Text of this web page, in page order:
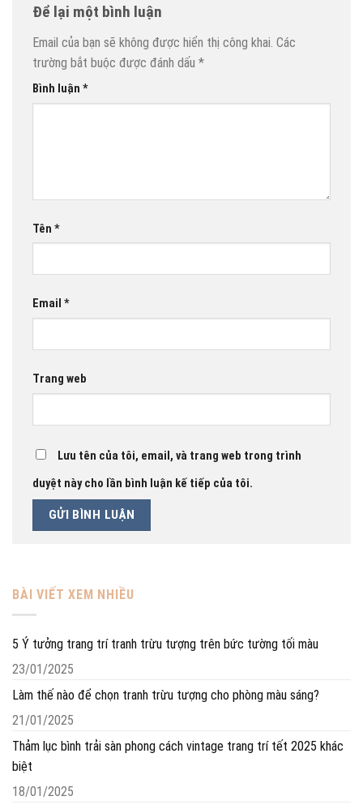
BÀI VIẾT XEM NHIỀU
5 Ý tưởng trang trí tranh trừu tượng trên bức tường tối màu
23/01/2025
Làm thế nào để chọn tranh trừu tượng cho phòng màu sáng?
21/01/2025
Thảm lục bình trải sàn phong cách vintage trang trí tết 2025 khác
biệt
18/01/2025
Để lại một bình luận
Email của bạn sẽ không được hiển thị công khai. Các
trường bắt buộc được đánh dấu *
Bình luận *
Tên *
Email *
Trang web
Lưu tên của tôi, email, và trang web trong trình
duyệt này cho lần bình luận kế tiếp của tôi.